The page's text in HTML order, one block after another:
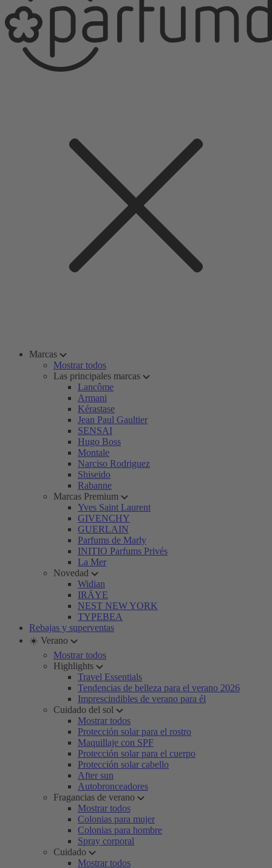
Marcas
Mostrar todos
Las principales marcas
Lancôme
Armani
Kérastase
Jean Paul Gaultier
SENSAI
Hugo Boss
Montale
Narciso Rodriguez
Shiseido
Rabanne
Marcas Premium
Yves Saint Laurent
GIVENCHY
GUERLAIN
Parfums de Marly
INITIO Parfums Privés
La Mer
Novedad
Widian
IRÄYE
NEST NEW YORK
TYPEBEA
Rebajas y superventas
☀️ Verano
Mostrar todos
Highlights
Travel Essentials
Tendencias de belleza para el verano 2026
Imprescindibles de verano para él
Cuidado del sol
Mostrar todos
Protección solar para el rostro
Maquillaje con SPF
Protección solar para el cuerpo
Protección solar cabello
After sun
Autobronceadores
Fragancias de verano
Mostrar todos
Colonias para mujer
Colonias para hombre
Spray corporal
Cuidado
Mostrar todos